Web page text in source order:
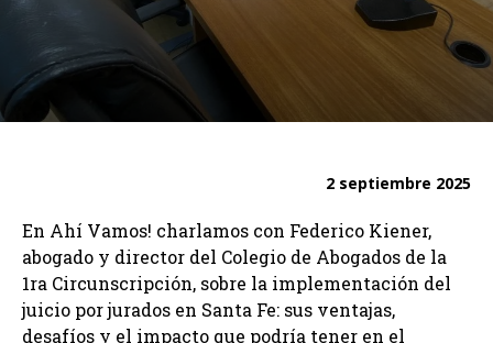
2 septiembre 2025
En Ahí Vamos! charlamos con Federico Kiener,
abogado y director del Colegio de Abogados de la
1ra Circunscripción, sobre la implementación del
juicio por jurados en Santa Fe: sus ventajas,
desafíos y el impacto que podría tener en el